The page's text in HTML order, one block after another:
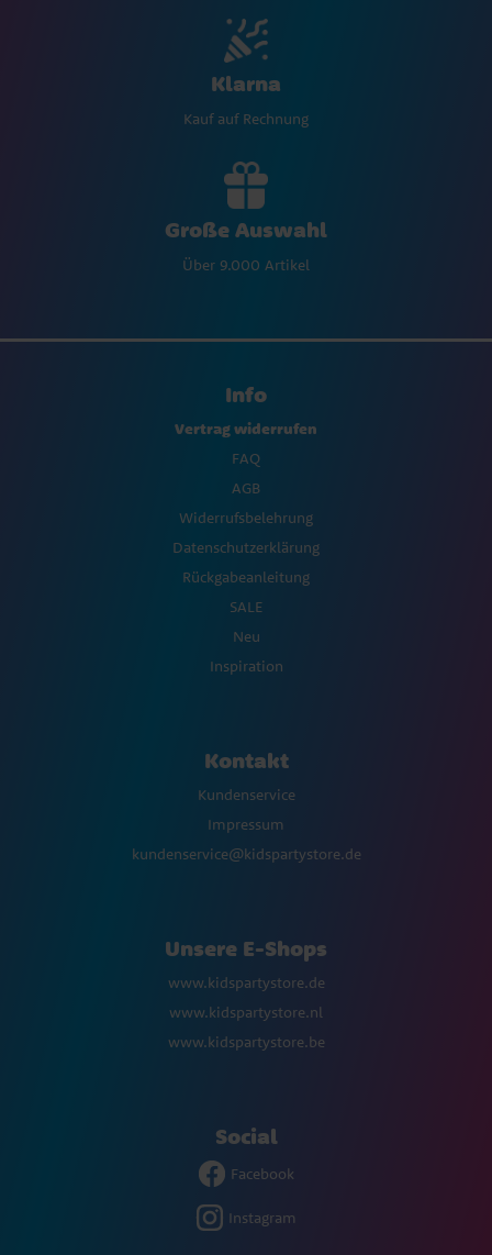
Klarna
Kauf auf Rechnung
Große Auswahl
Über 9.000 Artikel
Info
Vertrag widerrufen
FAQ
AGB
Widerrufsbelehrung
Datenschutzerklärung
Rückgabeanleitung
SALE
Neu
Inspiration
Kontakt
Kundenservice
Impressum
kundenservice@kidspartystore.de
Unsere E-Shops
www.kidspartystore.de
www.kidspartystore.nl
www.kidspartystore.be
Social
Facebook
Instagram